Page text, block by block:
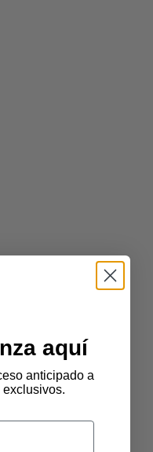
aquí
anticipado a
exclusivos.